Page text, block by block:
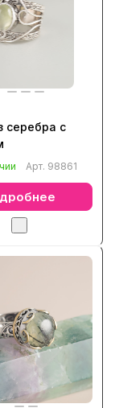
серебра с
Арт. 98861